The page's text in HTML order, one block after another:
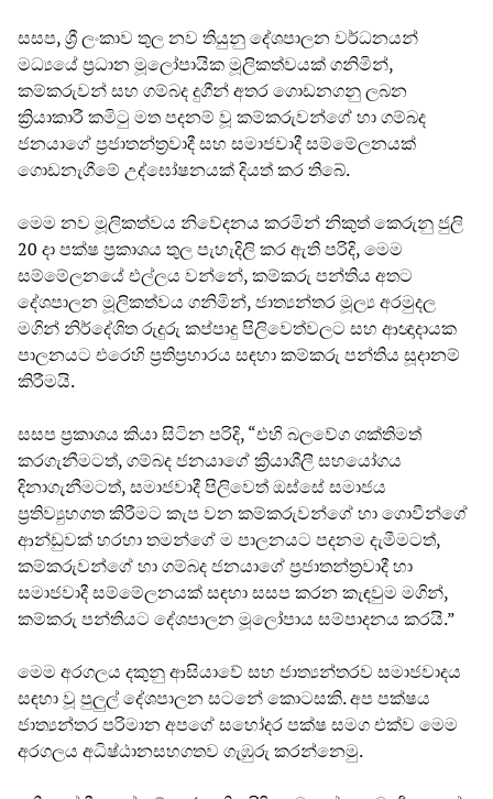
සසප, ශ්‍රී ලංකාව තුල නව තියුනු දේශපාලන වර්ධනයන්
මධ්‍යයේ ප්‍රධාන මූලෝපායික මූලිකත්වයක් ගනිමින්,
කම්කරුවන් සහ ගම්බද දුගීන් අතර ගොඩනගනු ලබන
ක්‍රියාකාරී කමිටු මත පදනම් වූ කම්කරුවන්ගේ හා ගම්බද
ජනයාගේ ප්‍රජාතන්ත්‍රවාදී සහ සමාජවාදී සම්මේලනයක්
ගොඩනැගීමේ උද්ඝෝෂනයක් දියත් කර තිබේ.
මෙම නව මූලිකත්වය නිවේදනය කරමින් නිකුත් කෙරුනු ජුලි
20 දා පක්ෂ ප්‍රකාශය තුල පැහැදිලි කර ඇති පරිදි, මෙම
සම්මේලනයේ එල්ලය වන්නේ, කම්කරු පන්තිය අතට
දේශපාලන මූලිකත්වය ගනිමින්, ජාත්‍යන්තර මූල්‍ය අරමුදල
මගින් නිර්දේශිත රුදුරු කප්පාදු පිලිවෙත්වලට සහ ආඥාදායක
පාලනයට එරෙහි ප්‍රතිප්‍රහාරය සඳහා කම්කරු පන්තිය සූදානම්
කිරීමයි.
සසප ප්‍රකාශය කියා සිටින පරිදි, “එහි බලවේග ශක්තිමත්
කරගැනීමටත්, ගම්බද ජනයාගේ ක්‍රියාශීලී සහයෝගය
දිනාගැනීමටත්, සමාජවාදී පිලිවෙත් ඔස්සේ සමාජය
ප්‍රතිව්‍යුහගත කිරීමට කැප වන කම්කරුවන්ගේ හා ගොවීන්ගේ
ආන්ඩුවක් හරහා තමන්ගේ ම පාලනයට පදනම දැමීමටත්,
කම්කරුවන්ගේ හා ගම්බද ජනයාගේ ප්‍රජාතන්ත්‍රවාදී හා
සමාජවාදී සම්මේලනයක් සඳහා සසප කරන කැඳවුම මගින්,
කම්කරු පන්තියට දේශපාලන මූලෝපාය සම්පාදනය කරයි.”
මෙම අරගලය දකුනු ආසියාවේ සහ ජාත්‍යන්තරව සමාජවාදය
සඳහා වූ පුලුල් දේශපාලන සටනේ කොටසකි. අප පක්ෂය
ජාත්‍යන්තර පරිමාන අපගේ සහෝදර පක්ෂ සමග එක්ව මෙම
අරගලය අධිෂ්ඨානසහගතව ගැඹුරු කරන්නෙමු.